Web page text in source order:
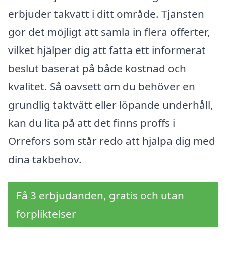
erbjuder takvätt i ditt område. Tjänsten
gör det möjligt att samla in flera offerter,
vilket hjälper dig att fatta ett informerat
beslut baserat på både kostnad och
kvalitet. Så oavsett om du behöver en
grundlig taktvätt eller löpande underhåll,
kan du lita på att det finns proffs i
Orrefors som står redo att hjälpa dig med
dina takbehov.
Få 3 erbjudanden, gratis och utan
förpliktelser